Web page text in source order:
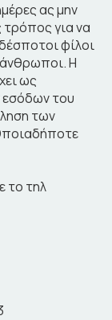
ας μην
για να
φίλοι
άνθρωποι. Η
ως
εσόδων του
των
το τηλ